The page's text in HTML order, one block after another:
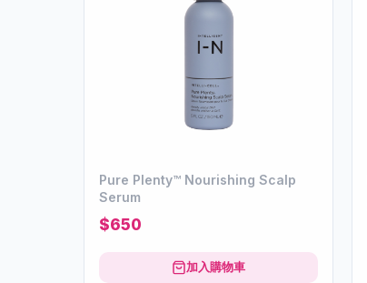
Pure Plenty™ Nourishing Scalp
Serum
$650
加入購物車